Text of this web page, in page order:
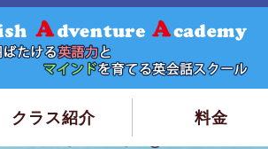
クラス紹介 料金
in Malaysia： Day 1‐① ～KL国際空港編～